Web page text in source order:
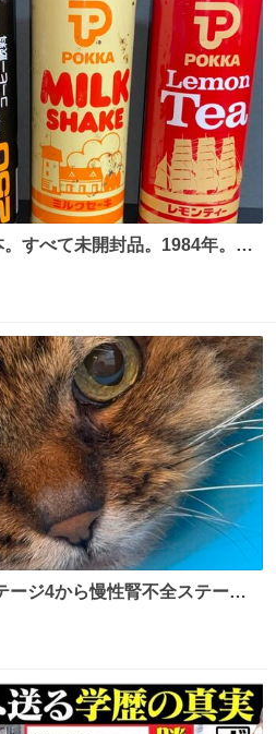
すべて未開封品。1984年。P
ジ4から慢性腎不全ステージ2
で大丈夫になった… このままだ
れたのが嘘みたい…本当に嬉し
こうから来た人にすごい顔され